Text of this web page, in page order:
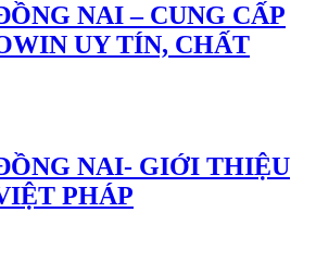
NAI – CUNG CẤP
UY TÍN, CHẤT
NAI- GIỚI THIỆU
PHÁP